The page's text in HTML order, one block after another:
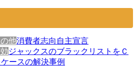
他消費者志向自主宣言
ジャックスのブラックリストをＣ
ースの解決事例